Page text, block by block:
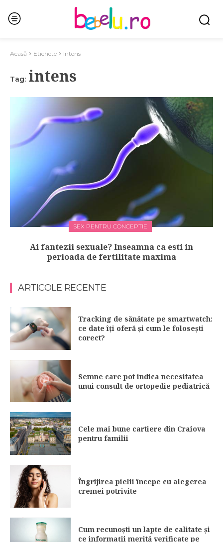
Acasă Etichete Intens
Tag: intens
SEX PENTRU CONCEPTIE
Ai fantezii sexuale? Inseamna ca esti in
perioada de fertilitate maxima
ARTICOLE RECENTE
Tracking de sănătate pe smartwatch:
ce date îți oferă și cum le folosești
corect?
Semne care pot indica necesitatea
unui consult de ortopedie pediatrică
Cele mai bune cartiere din Craiova
pentru familii
Îngrijirea pielii începe cu alegerea
cremei potrivite
Cum recunoști un lapte de calitate și
ce informații merită verificate pe